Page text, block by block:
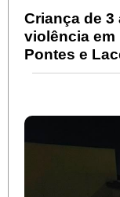
Criança de
violência em
Pontes e